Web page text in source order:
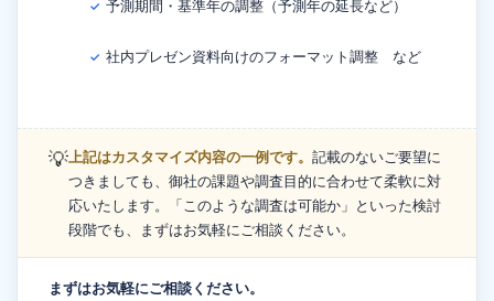
✓ 予測期間・基準年の調整（予測年の延長など）
✓ 社内プレゼン資料向けのフォーマット調整 など
💡上記はカスタマイズ内容の一例です。 記載のないご要望に
つきましても、御社の課題や調査目的に合わせて柔軟に対
応いたします。「このような調査は可能か」といった検討
段階でも、まずはお気軽にご相談ください。
まずはお気軽にご相談ください。